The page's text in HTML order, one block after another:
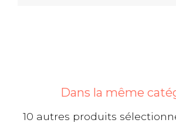
Dans la même
10 autres produits